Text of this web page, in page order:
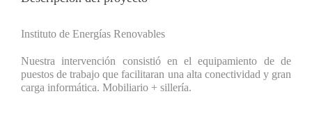
Instituto de Energías Renovables
Nuestra intervención consistió en el equipamiento de de
puestos de trabajo que facilitaran una alta conectividad y gran
carga informática. Mobiliario + sillería.